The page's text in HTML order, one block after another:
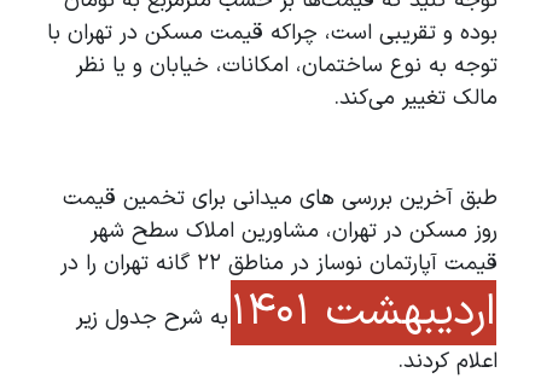
بوده و تقریبی است، چراکه قیمت مسکن در تهران با
توجه به نوع ساختمان، امکانات، خیابان و یا نظر
مالک تغییر می‌کند.
طبق آخرین بررسی های میدانی برای تخمین قیمت
روز مسکن در تهران، مشاورین املاک سطح شهر
قیمت آپارتمان نوساز در مناطق ۲۲ گانه تهران را در
اردیبهشت 1401
به شرح جدول زیر
اعلام کردند.